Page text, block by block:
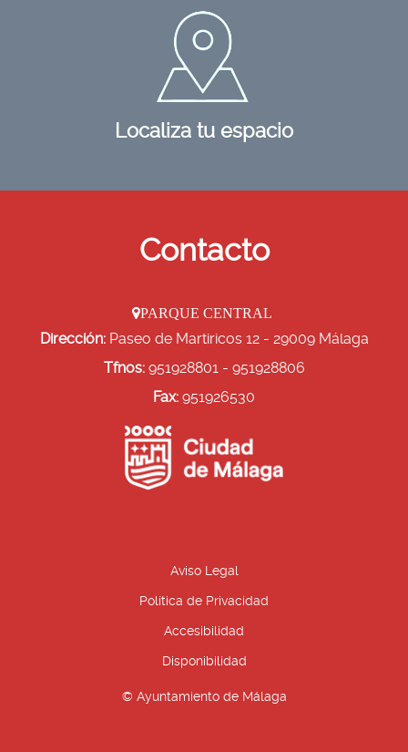
Localiza tu espacio
Contacto
PARQUE CENTRAL
Dirección: Paseo de Martiricos 12 - 29009 Málaga
Tfnos:951928801 - 951928806
Fax: 951926530
Aviso Legal
Política de Privacidad
Accesibilidad
Disponibilidad
© Ayuntamiento de Málaga